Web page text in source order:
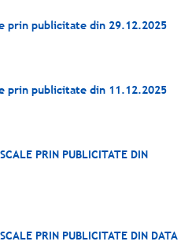
prin publicitate din 29.12.2025
prin publicitate din 11.12.2025
PRIN PUBLICITATE DIN
PRIN PUBLICITATE DIN DATA